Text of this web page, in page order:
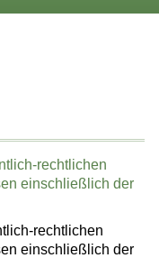
rechtlichen
einschließlich der
rechtlichen
einschließlich der